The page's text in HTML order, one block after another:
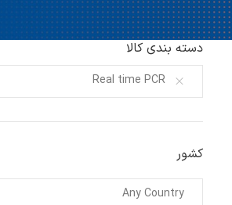
دسته بندی کالا
Real time PCR
کشور
Any Country